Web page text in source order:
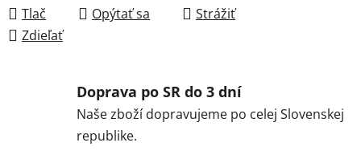
Tlač Opýtať sa
Strážiť
Zdieľať
Doprava po SR do 3 dní
Naše zboží dopravujeme po celej Slovenskej
republike.